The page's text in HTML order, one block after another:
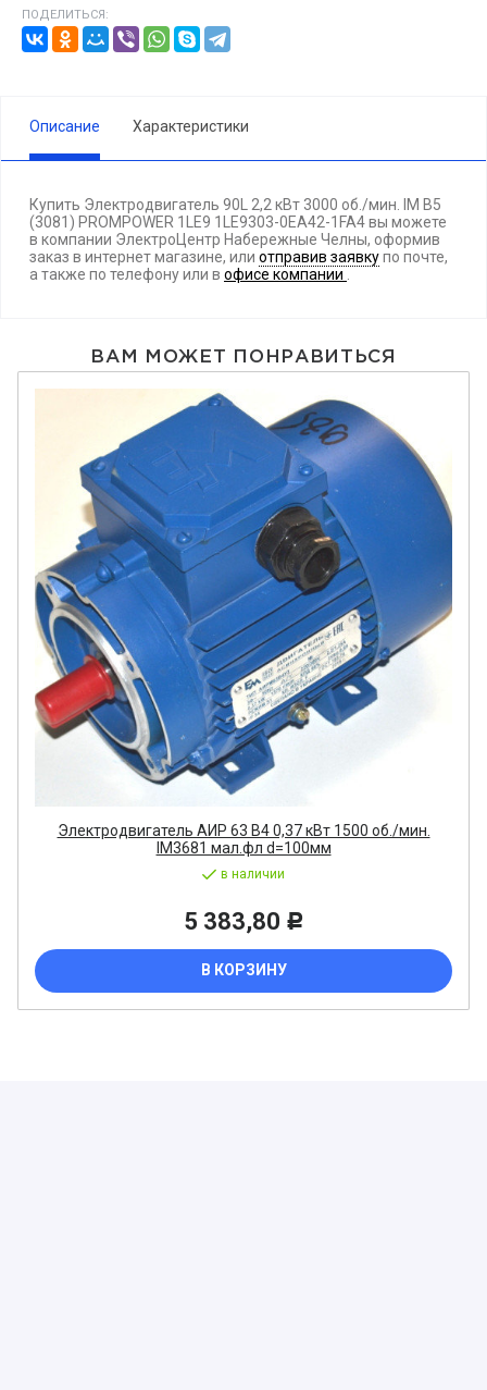
ПОДЕЛИТЬСЯ:
Описание Характеристики
Купить Электродвигатель 90L 2,2 кВт 3000 об./мин. IM B5
(3081) PROMPOWER 1LE9 1LE9303-0EA42-1FA4 вы можете
в компании ЭлектроЦентр Набережные Челны, оформив
заказ в интернет магазине, или отправив заявкупо почте,
а также по телефонуили в офисе компании
ВАМ МОЖЕТ ПОНРАВИТЬСЯ
Электродвигатель АИР 63 В4 0,37 кВт 1500 об./мин.
IM3681 мал.фл d=100мм
в наличии
5 383,80 Р
В КОРЗИНУ